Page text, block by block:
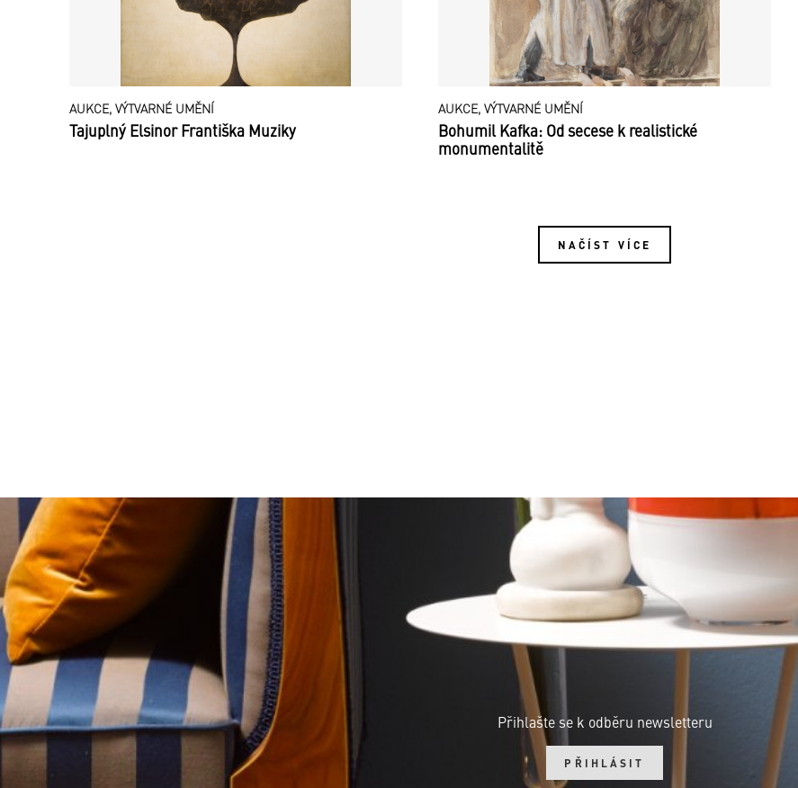
AUKCE, VÝTVARNÉ UMĚNÍ
Tajuplný Elsinor Františka Muziky
AUKCE, VÝTVARNÉ UMĚNÍ
Bohumil Kafka: Od secese k realistické
monumentalitě
NAČÍST VÍCE
Přihlašte se k odběru newsletteru
PŘIHLÁSIT